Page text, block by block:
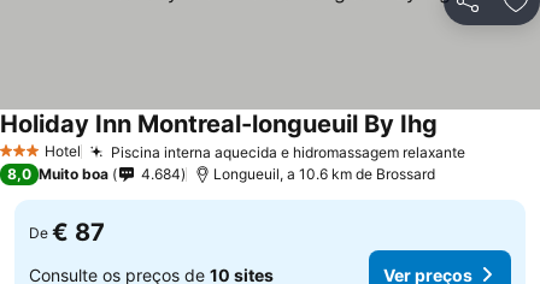
Partilhar
3 EstrelasHotel Piscina interna aquecida e hidromassagem relaxante
Holiday Inn Montreal-longueuil By Ihg
8,0 Muito boa 4.684 Longueuil, a 10.6 km de Brossard
De € 87
Consulte os preços de 10 sites Ver preços